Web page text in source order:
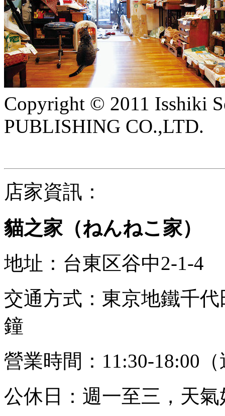
Copyright © 2011 Isshiki
PUBLISHING CO.,LTD.
店家資訊：
貓之家 （ねんねこ家）
地址：台東区谷中2-1-4
交通方式：東京地鐵千
鐘
營業時間：11:30-18:00
公休日：週一至三，天